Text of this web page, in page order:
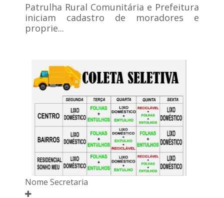
Patrulha Rural Comunitária e Prefeitura
iniciam cadastro de moradores e
proprie...
Nome Secretaria